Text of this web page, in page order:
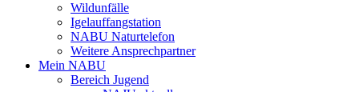
Wildunfälle
Igelauffangstation
NABU Naturtelefon
Weitere Ansprechpartner
Mein NABU
Bereich Jugend